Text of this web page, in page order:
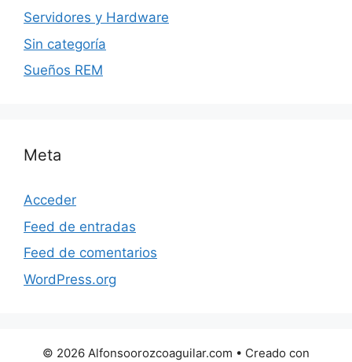
Servidores y Hardware
Sin categoría
Sueños REM
Meta
Acceder
Feed de entradas
Feed de comentarios
WordPress.org
© 2026 Alfonsoorozcoaguilar.com • Creado con